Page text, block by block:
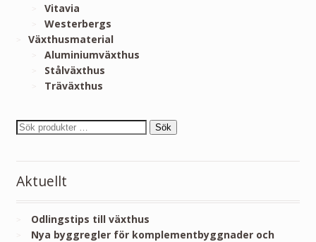
Vitavia
Westerbergs
Växthusmaterial
Aluminiumväxthus
Stålväxthus
Träväxthus
Sök
Aktuellt
Odlingstips till växthus
Nya byggregler för komplementbyggnader och